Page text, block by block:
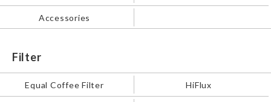
Accessories
Filter
Equal Coffee Filter HiFlux